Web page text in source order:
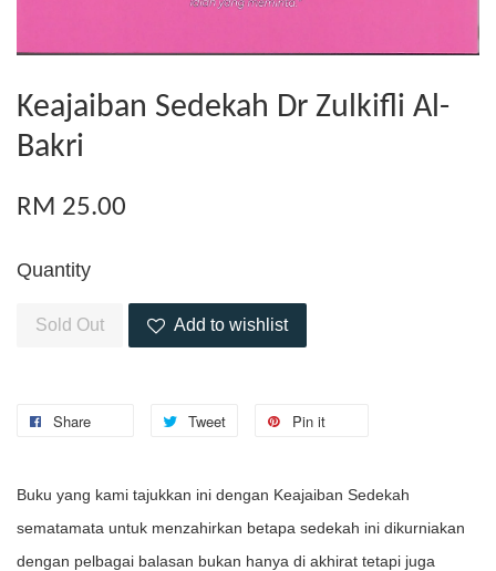
Keajaiban Sedekah Dr Zulkifli Al-
Bakri
RM 25.00
Quantity
Sold Out Add to wishlist
Share Tweet Pin it
Buku yang kami tajukkan ini dengan Keajaiban Sedekah
sematamata untuk menzahirkan betapa sedekah ini dikurniakan
dengan pelbagai balasan bukan hanya di akhirat tetapi juga